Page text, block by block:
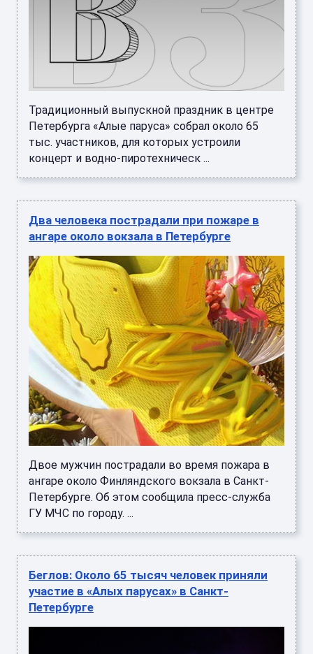
Традиционный выпускной праздник в центре
Петербурга «Алые паруса» собрал около 65
тыс. участников, для которых устроили
концерт и водно-пиротехническ ...
Два человека пострадали при пожаре в
ангаре около вокзала в Петербурге
Двое мужчин пострадали во время пожара в
ангаре около Финляндского вокзала в Санкт-
Петербурге. Об этом сообщила пресс-служба
ГУ МЧС по городу. ...
Беглов: Около 65 тысяч человек приняли
участие в «Алых парусах» в Санкт-
Петербурге